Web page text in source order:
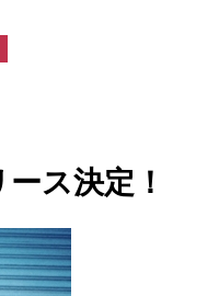
ス決定！